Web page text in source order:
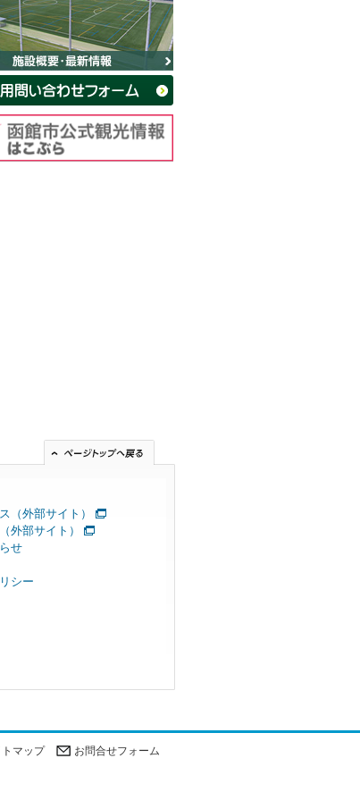
（外部サイト）
外部サイト）
せ
シー
マップ お問合せフォーム